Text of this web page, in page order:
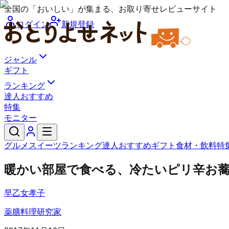
全国の「おいしい」が集まる、お取り寄せレビューサイト
ログイン
新規登録
ジャンル
ギフト
ランキング
達人おすすめ
特集
モニター
グルメ スイーツランキング達人おすすめギフト 食材・飲料特
暖かい部屋で食べる、冷たいピリ辛お
早乙女孝子
薬膳料理研究家